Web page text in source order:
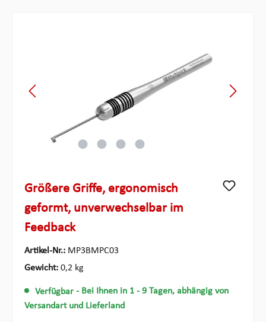
Größere Griffe, ergonomisch
geformt, unverwechselbar im
Feedback
Artikel-Nr.: MP3BMPC03
Gewicht: 0,2 kg
Verfügbar - Bei Ihnen in 1 - 9 Tagen, abhängig von
Versandart und Lieferland